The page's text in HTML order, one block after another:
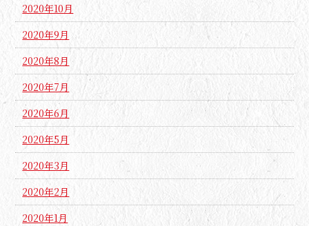
2020年10月
2020年9月
2020年8月
2020年7月
2020年6月
2020年5月
2020年3月
2020年2月
2020年1月